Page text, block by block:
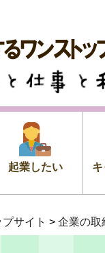
するワン
事 と 私
起業したい
サイト > 企業の取